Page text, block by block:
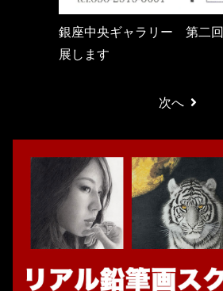
銀座中央ギャラリー 第二
展します
次へ